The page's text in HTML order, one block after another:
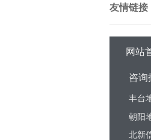
友情链接
网站
咨询
丰台
朝阳
北新